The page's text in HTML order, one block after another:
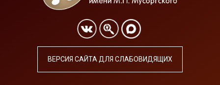
ВЕРСИЯ САЙТА ДЛЯ СЛАБОВИДЯЩИХ